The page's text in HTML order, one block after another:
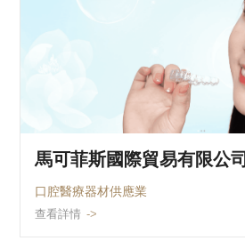
馬可菲斯國際貿易有限公司
口腔醫療器材供應業
查看詳情